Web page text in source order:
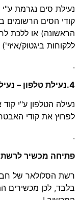
נעילת סים נגרמת
קודי הסים
הראשונה) או ללכת
ללקוחות ביגטוק/איזי')
.
4.נעילת טלפון – נעילת קוד אבטחה ע"י הלקוח :
נעילה הטלפון ע"י
לפרוץ את קודי
.
פתיחה מכשיר לרשת